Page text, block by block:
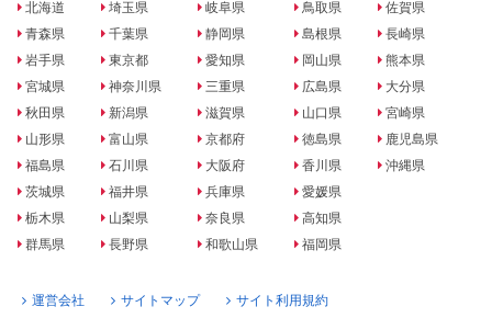
北海道
青森県
岩手県
宮城県
秋田県
山形県
福島県
茨城県
栃木県
群馬県
埼玉県
千葉県
東京都
神奈川県
新潟県
富山県
石川県
福井県
山梨県
長野県
岐阜県
静岡県
愛知県
三重県
滋賀県
京都府
大阪府
兵庫県
奈良県
和歌山県
鳥取県
島根県
岡山県
広島県
山口県
徳島県
香川県
愛媛県
高知県
福岡県
佐賀県
長崎県
熊本県
大分県
宮崎県
鹿児島県
沖縄県
運営会社 サイトマップ サイト利用規約